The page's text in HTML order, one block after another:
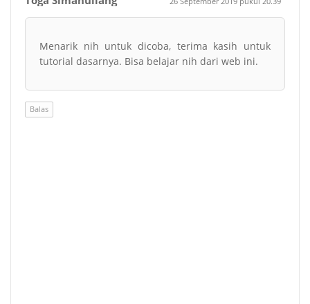
Menarik nih untuk dicoba, terima kasih untuk
tutorial dasarnya. Bisa belajar nih dari web ini.
Balas